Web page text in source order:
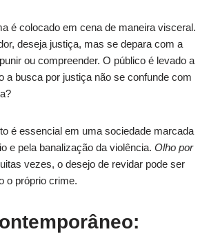
é colocado em cena de maneira visceral.
deseja justiça, mas se depara com a
ou compreender. O público é levado a
a busca por justiça não se confunde com
é essencial em uma sociedade marcada
e pela banalização da violência. Olho por
vezes, o desejo de revidar pode ser
o próprio crime.